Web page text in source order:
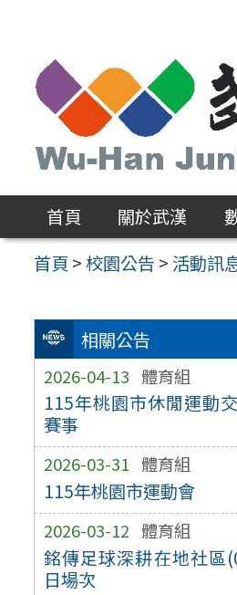
區
首頁 關於武漢
首頁 >校園公告 > 活動訊
相關公告
2026-04-13 體育組
115年桃園市休閒運動
賽事
2026-03-31 體育組
115年桃園市運動會
2026-03-12 體育組
銘傳足球深耕在地社區
日場次